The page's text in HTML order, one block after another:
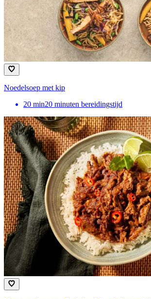
Noedelsoep met kip
20 min20 minuten bereidingstijd